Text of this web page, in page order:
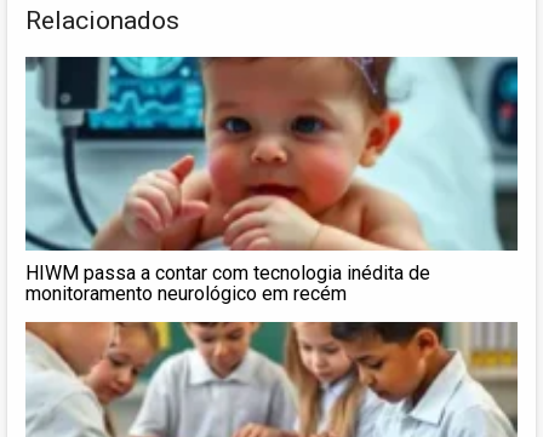
Relacionados
HIWM passa a contar com tecnologia inédita de
monitoramento neurológico em recém